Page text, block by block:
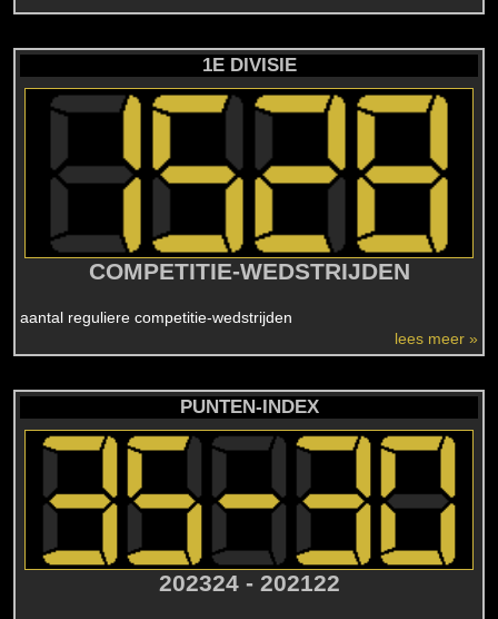
1E DIVISIE
COMPETITIE-WEDSTRIJDEN
aantal reguliere competitie-wedstrijden
lees meer »
PUNTEN-INDEX
202324 - 202122